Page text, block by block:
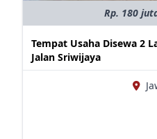
Rp. 180
Tempat Usaha Disewa 2
Jalan Sriwijaya